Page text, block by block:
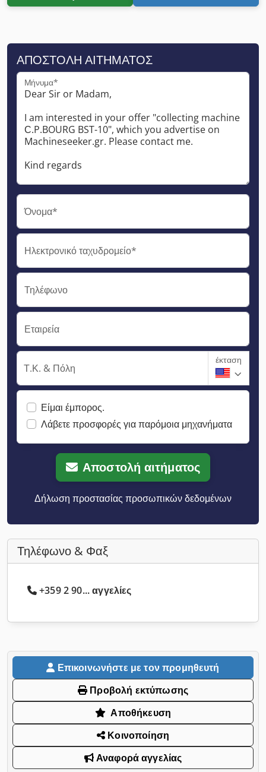
ΑΠΟΣΤΟΛΉ ΑΙΤΉΜΑΤΟΣ
Μήνυμα*
Όνομα*
Ηλεκτρονικό ταχυδρομείο*
Τηλέφωνο
Εταιρεία
Τ.Κ. & Πόλη
έκταση
Είμαι έμπορος.
Λάβετε προσφορές για παρόμοια μηχανήματα
Αποστολή αιτήματος
Δήλωση προστασίας προσωπικών δεδομένων
Τηλέφωνο & Φαξ
+359 2 90... αγγελίες
Επικοινωνήστε με τον προμηθευτή
Προβολή εκτύπωσης
Αποθήκευση
Κοινοποίηση
Αναφορά αγγελίας